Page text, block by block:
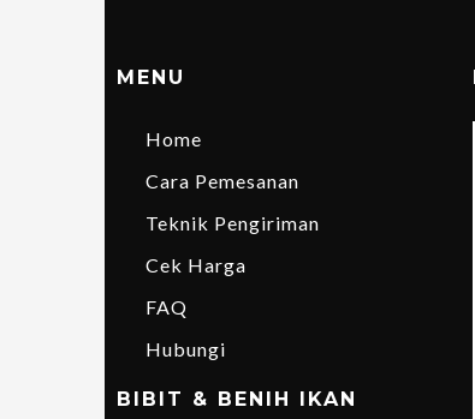
MENU
Home
Cara Pemesanan
Teknik Pengiriman
Cek Harga
FAQ
Hubungi
BIBIT & BENIH IKAN